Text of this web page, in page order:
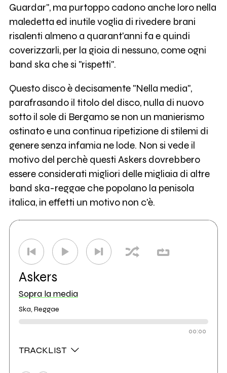
Guardar", ma purtoppo cadono anche loro nella
maledetta ed inutile voglia di rivedere brani
risalenti almeno a quarant'anni fa e quindi
coverizzarli, per la gioia di nessuno, come ogni
band ska che si "rispetti".
Questo disco è decisamente "Nella media",
parafrasando il titolo del disco, nulla di nuovo
sotto il sole di Bergamo se non un manierismo
ostinato e una continua ripetizione di stilemi di
genere senza infamia ne lode. Non si vede il
motivo del perchè questi Askers dovrebbero
essere considerati migliori delle migliaia di altre
band ska-reggae che popolano la penisola
italica, in effetti un motivo non c'è.
Askers
Sopra la media
Ska, Reggae
00:00
TRACKLIST